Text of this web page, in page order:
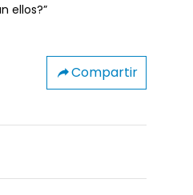
ellos?”
Compartir